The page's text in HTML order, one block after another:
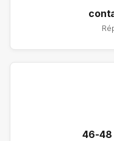
46-48